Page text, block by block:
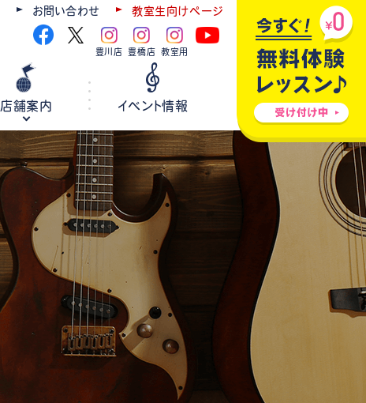
お問い合わせ 教室生向けページ
豊川店 豊橋店 教室用
ウクレレ
弦楽器
チケット情報
各種楽器修理
ホールレンタル
店舗案内 イベント情報